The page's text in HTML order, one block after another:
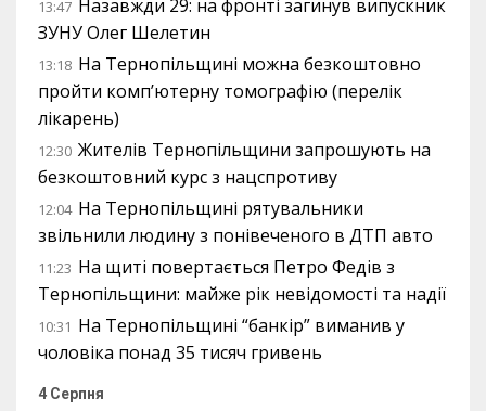
13:47 Назавжди 29: на фронті загинув випускник
ЗУНУ Олег Шелетин
13:18 На Тернопільщині можна безкоштовно
пройти комп’ютерну томографію (перелік
лікарень)
12:30 Жителів Тернопільщини запрошують на
безкоштовний курс з нацспротиву
12:04 На Тернопільщині рятувальники
звільнили людину з понівеченого в ДТП авто
11:23 На щиті повертається Петро Федів з
Тернопільщини: майже рік невідомості та надії
10:31 На Тернопільщині “банкір” виманив у
чоловіка понад 35 тисяч гривень
4 Серпня